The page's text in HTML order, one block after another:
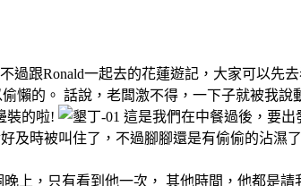
跟Ronald一起去的花蓮遊記，大家可以先
懶的。 話說，老闆激不得，一下子就被我說
裝的啦!
這是我們在中餐過後，要
及時被叫住了，不過腳腳還是有偷偷的沾濕
上，只有看到他一次， 其他時間，他都是